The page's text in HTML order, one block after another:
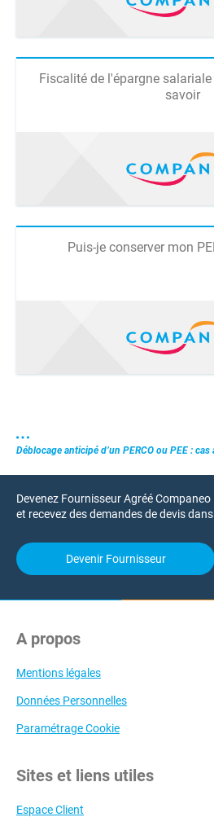
Fiscalité de l'épargne
savoir
Puis-je conserver mon
Déblocage anticipé d’un PERCO ou PEE :
Devenez Fournisseur Agréé Companeo
et recevez des demandes de devis
Devenir Fournisseur
A propos
Mentions légales
Données Personnelles
Paramétrage Cookie
Sites et liens utiles
Espace Client